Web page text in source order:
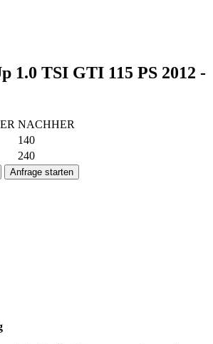
1.0 TSI GTI 115 PS 2012 -
NACHHER
140
240
Anfrage starten